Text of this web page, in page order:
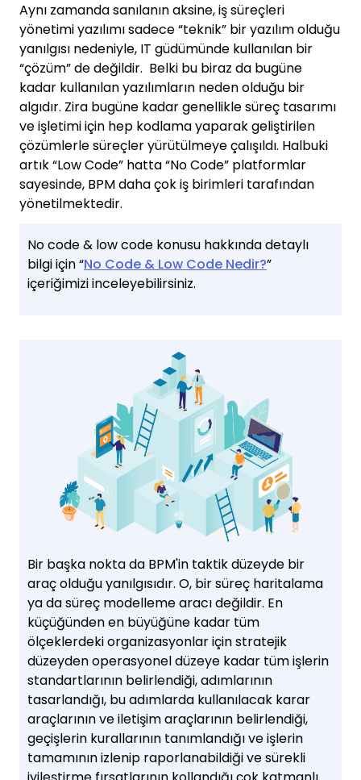
Aynı zamanda sanılanın aksine, iş süreçleri
yönetimi yazılımı sadece “teknik” bir yazılım olduğu
yanılgısı nedeniyle, IT güdümünde kullanılan bir
“çözüm” de değildir. Belki bu biraz da bugüne
kadar kullanılan yazılımların neden olduğu bir
algıdır. Zira bugüne kadar genellikle süreç tasarımı
ve işletimi için hep kodlama yaparak geliştirilen
çözümlerle süreçler yürütülmeye çalışıldı. Halbuki
artık “Low Code” hatta “No Code” platformlar
sayesinde, BPM daha çok iş birimleri tarafından
yönetilmektedir.
No code & low code konusu hakkında detaylı
bilgi için “No Code & Low Code Nedir?”
içeriğimizi inceleyebilirsiniz.
Bir başka nokta da BPM'in taktik düzeyde bir
araç olduğu yanılgısıdır. O, bir süreç haritalama
ya da süreç modelleme aracı değildir. En
küçüğünden en büyüğüne kadar tüm
ölçeklerdeki organizasyonlar için stratejik
düzeyden operasyonel düzeye kadar tüm işlerin
standartlarının belirlendiği, adımlarının
tasarlandığı, bu adımlarda kullanılacak karar
araçlarının ve iletişim araçlarının belirlendiği,
geçişlerin kurallarının tanımlandığı ve işlerin
tamamının izlenip raporlanabildiği ve sürekli